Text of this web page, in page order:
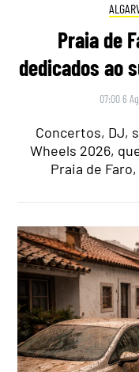
Praia de
dedicados ao
07:00 6
Concertos, DJ,
Wheels 2026,
Praia de